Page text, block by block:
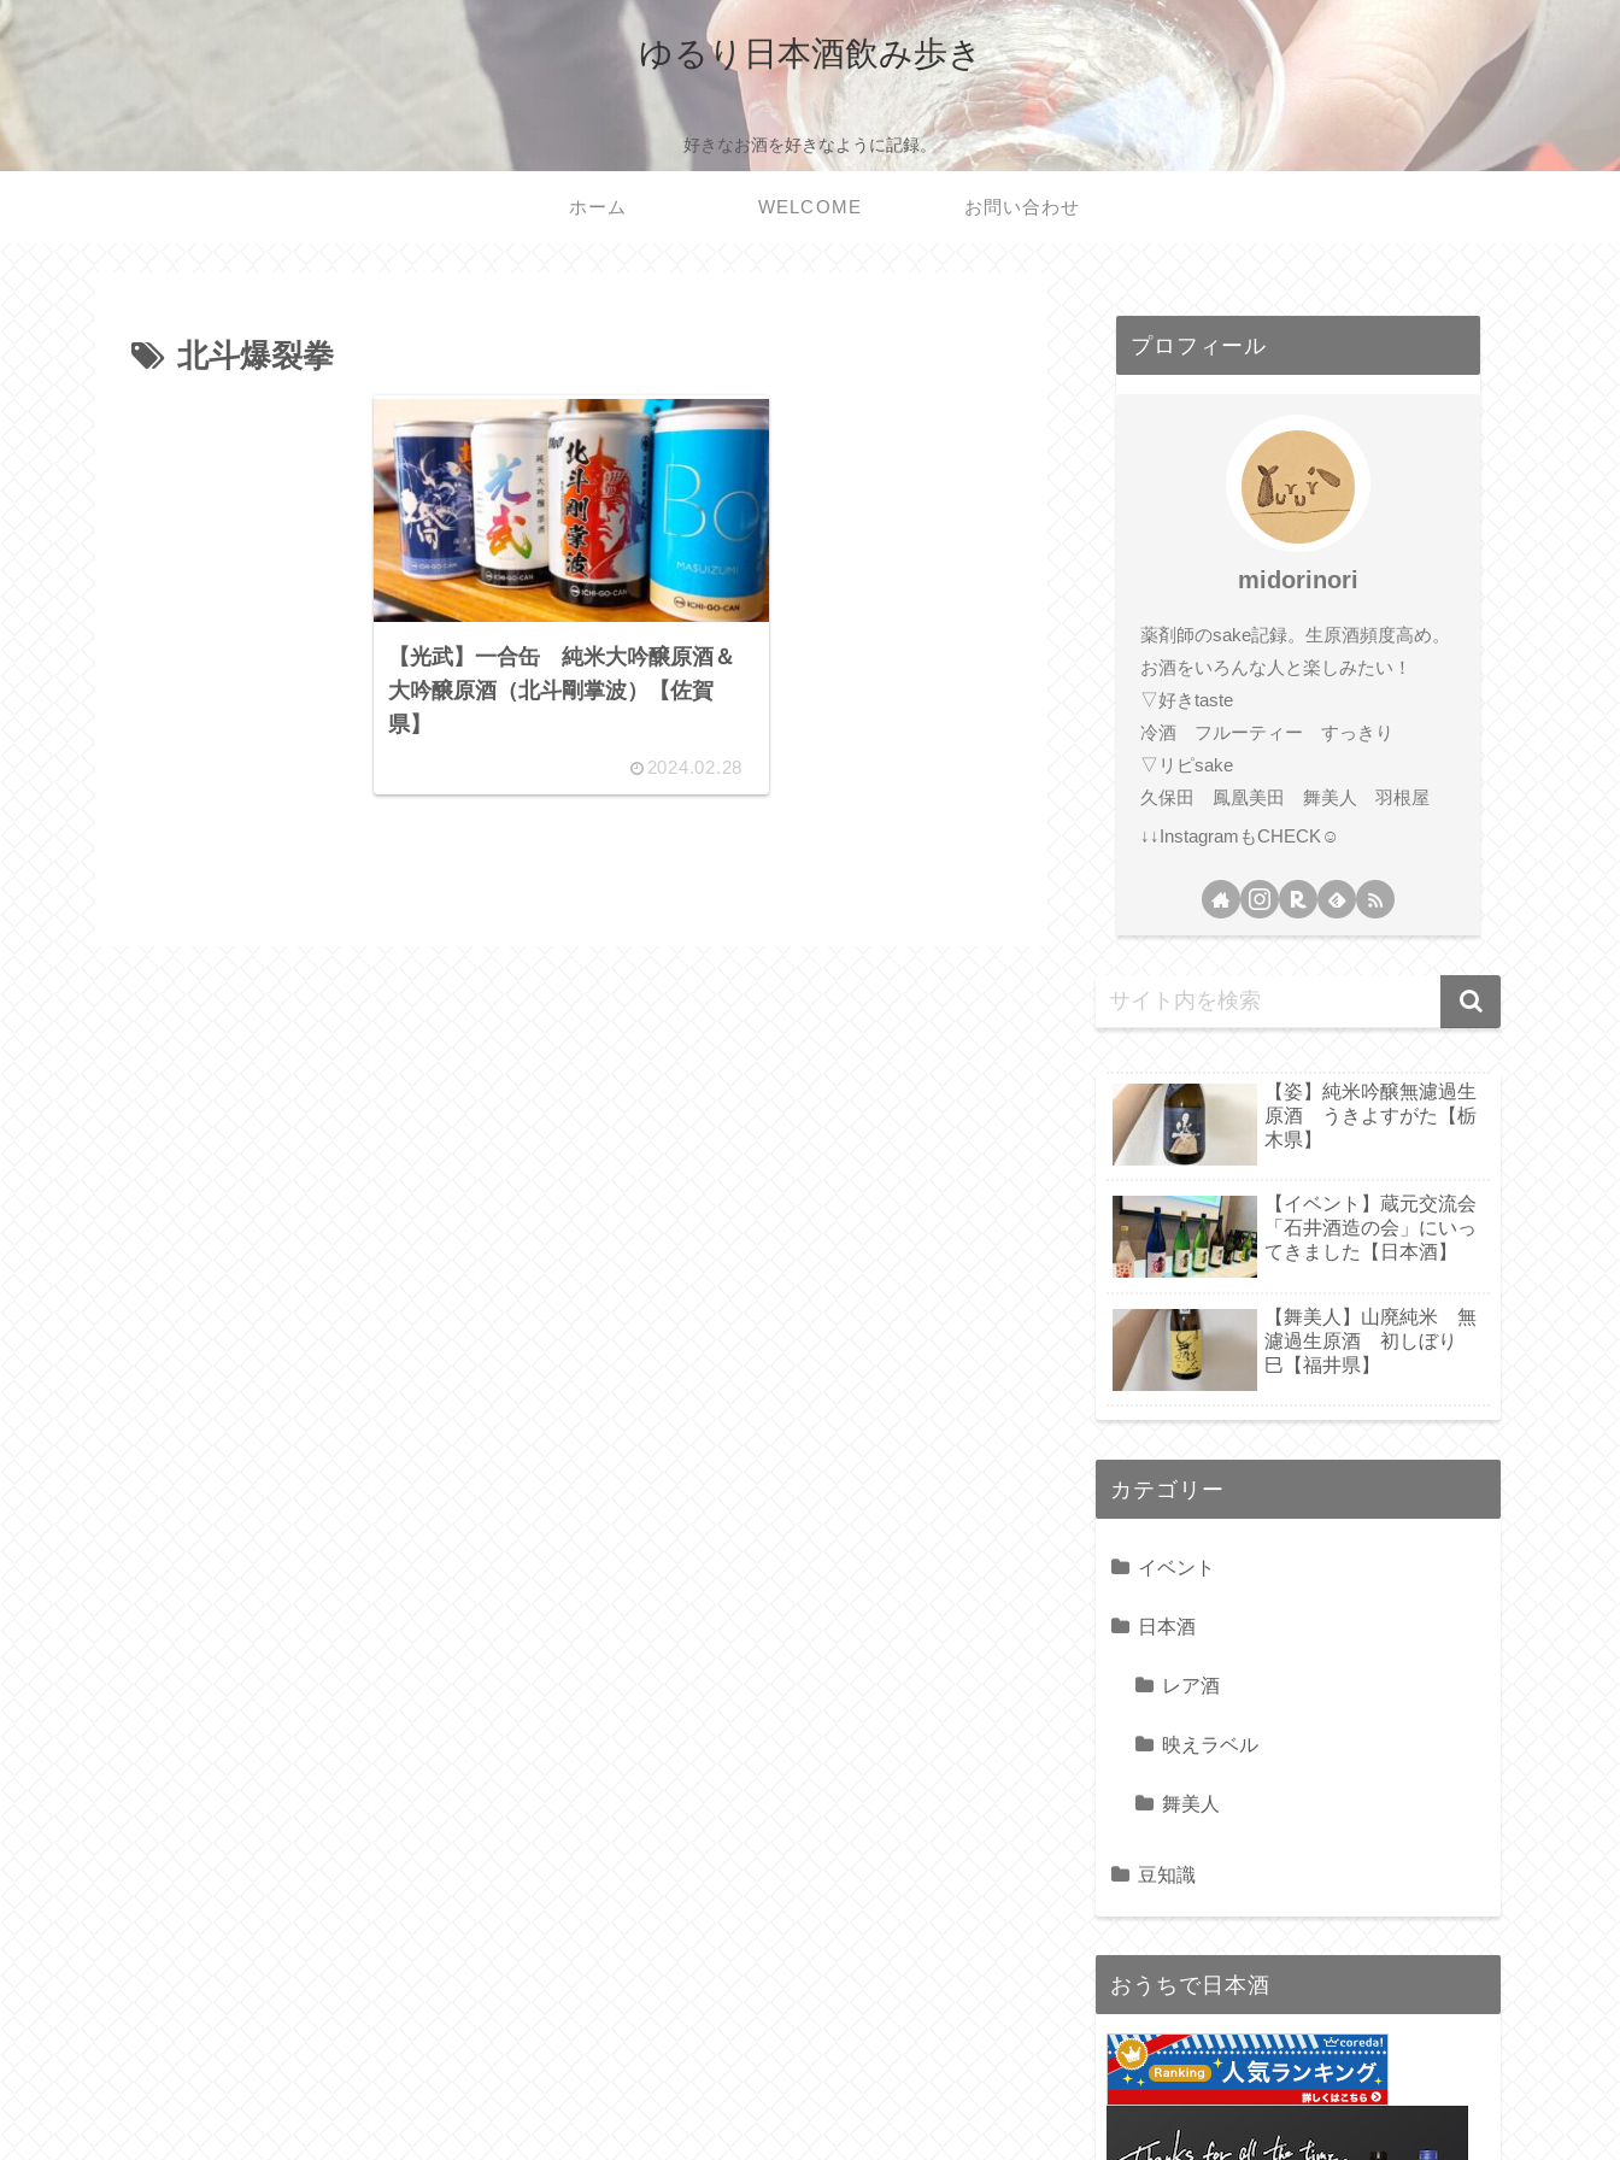
ゆるり日本酒飲み歩き
好きなお酒を好きなように記録。
ホーム WELCOME お問い合わせ
北斗爆裂拳
【光武】一合缶 純米大吟醸原酒＆
大吟醸原酒（北斗剛掌波）【佐賀
県】
2024.02.28
プロフィール
midorinori
薬剤師のsake記録。生原酒頻度高め。
お酒をいろんな人と楽しみたい！
▽好きtaste
冷酒 フルーティー すっきり
▽リピsake
久保田 鳳凰美田 舞美人 羽根屋
↓↓InstagramもCHECK☺
【姿】純米吟醸無濾過生
原酒 うきよすがた【栃
木県】
【イベント】蔵元交流会
「石井酒造の会」にいっ
てきました【日本酒】
【舞美人】山廃純米 無
濾過生原酒 初しぼり
巳【福井県】
カテゴリー
イベント
日本酒
レア酒
映えラベル
舞美人
豆知識
おうちで日本酒